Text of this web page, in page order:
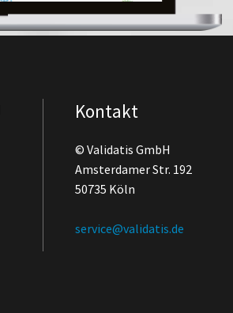
Kontakt
© Validatis GmbH
Amsterdamer Str. 192
50735 Köln
service@validatis.de